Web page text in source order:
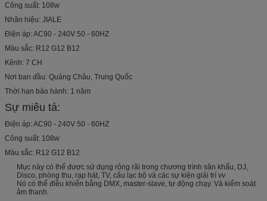
Công suất: 108w
Nhãn hiệu: JIALE
Điện áp: AC90 - 240V 50 - 60HZ
Màu sắc: R12 G12 B12
Kênh: 7 CH
Nơi ban đầu: Quảng Châu, Trung Quốc
Thời hạn bảo hành: 1 năm
Sự miêu tả:
Điện áp: AC90 - 240V 50 - 60HZ
Công suất: 108w
Màu sắc: R12 G12 B12
Mục này có thể được sử dụng rộng rãi trong chương trình sân khấu, DJ,
Disco, phòng thu, rạp hát, TV, câu lạc bộ và các sự kiện giải trí vv
Nó có thể điều khiển bằng DMX, master-slave, tự động chạy. Và kiểm soát
âm thanh.